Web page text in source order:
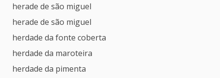
herade de são miguel
herade de são miguel
herdade da fonte coberta
herdade da maroteira
herdade da pimenta